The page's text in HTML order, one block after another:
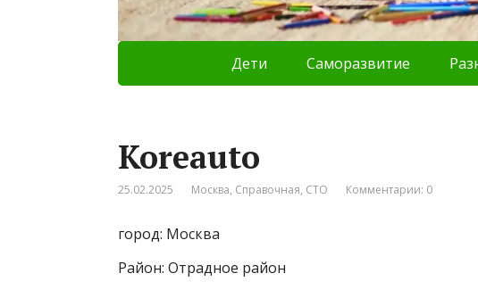
Дети Саморазвитие
Koreauto
25.02.2025 Москва, Справочная, СТО Комментарии: 0
город: Москва
Район: Отрадное район